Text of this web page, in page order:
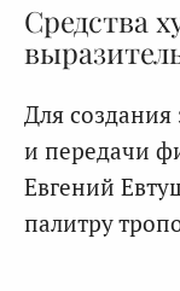
Средства
Для
и передачи
Евгений
палитру